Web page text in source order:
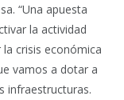
“Una apuesta
la actividad
crisis económica
vamos a dotar a
infraestructuras.